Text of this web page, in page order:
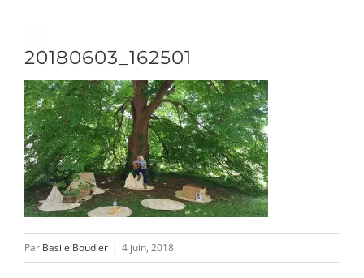
contenu
DÉCOUVRIR
VENIR
NOUS SUIVRE
20180603_162501
Par Basile Boudier | 4 juin, 2018